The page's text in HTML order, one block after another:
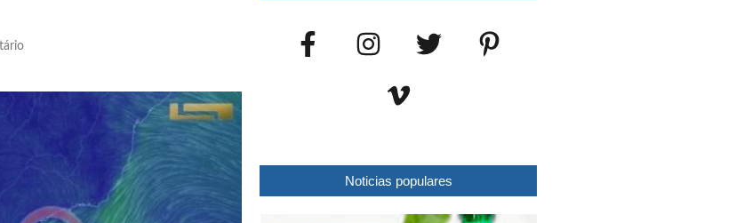
Noticias populares